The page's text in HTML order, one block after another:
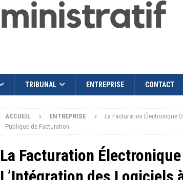
TRIBUNAL ENTREPRISE CONTACT
ACCUEIL ENTREPRISE
La Facturation Électronique
Publique de Facturation
La Facturation